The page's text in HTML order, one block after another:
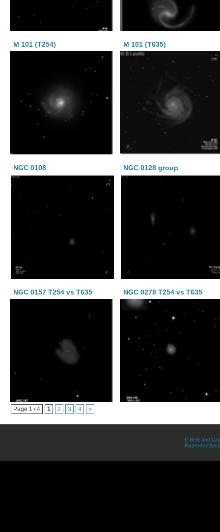
M 101 (T254) M 101 (T635)
NGC 0108 NGC 0128 group
NGC 0157 T254 vs T635 NGC 0278 T254 vs T635
Page 1 / 4 1 2 3 4 »
© Bertrand
Reproduction